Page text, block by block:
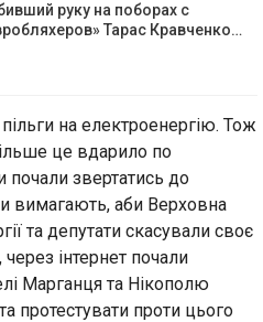
руку на поборах с
Тарас Кравченко…
на електроенергію. Тож
це вдарило по
звертатись до
вимагають, аби Верховна
та депутати скасували своє
інтернет почали
Марганця та Нікополю
протестувати проти цього